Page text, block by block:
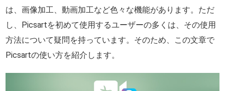
は、画像加工、動画加工など色々な機能があります。ただ
し、Picsartを初めて使用するユーザーの多くは、その使用
方法について疑問を持っています。そのため、この文章で
Picsartの使い方を紹介します。